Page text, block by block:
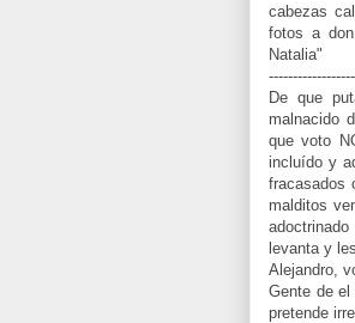
cabezas
fotos a
Natalia"
De que
malnacido
que voto
incluído y
fracasados
malditos
levanta y
Alejandro,
Gente de
pretende